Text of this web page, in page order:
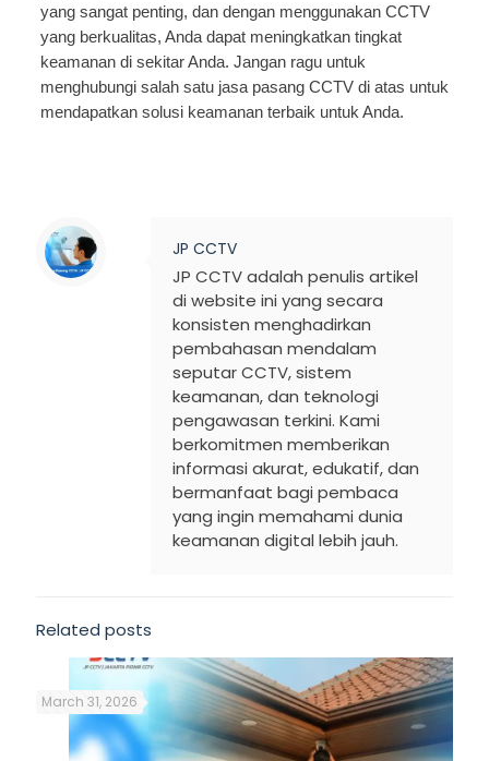
yang sangat penting, dan dengan menggunakan CCTV
yang berkualitas, Anda dapat meningkatkan tingkat
keamanan di sekitar Anda. Jangan ragu untuk
menghubungi salah satu jasa pasang CCTV di atas untuk
mendapatkan solusi keamanan terbaik untuk Anda.
JP CCTV
JP CCTV adalah penulis artikel
di website ini yang secara
konsisten menghadirkan
pembahasan mendalam
seputar CCTV, sistem
keamanan, dan teknologi
pengawasan terkini. Kami
berkomitmen memberikan
informasi akurat, edukatif, dan
bermanfaat bagi pembaca
yang ingin memahami dunia
keamanan digital lebih jauh.
Related posts
March 31, 2026